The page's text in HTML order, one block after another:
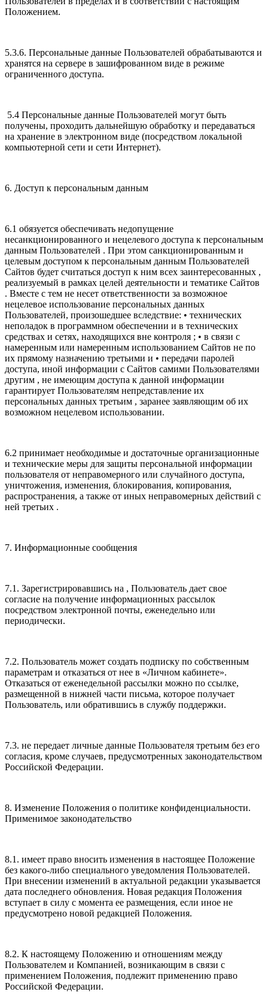
Положением.
5.3.6. Персональные данные Пользователей обрабатываются и
хранятся на сервере в зашифрованном виде в режиме
ограниченного доступа.
5.4 Персональные данные Пользователей могут быть
получены, проходить дальнейшую обработку и передаваться
на хранение в электронном виде (посредством локальной
компьютерной сети и сети Интернет).
6. Доступ к персональным данным
6.1 обязуется обеспечивать недопущение
несанкционированного и нецелевого доступа к персональным
данным Пользователей . При этом санкционированным и
целевым доступом к персональным данным Пользователей
Сайтов будет считаться доступ к ним всех заинтересованных ,
реализуемый в рамках целей деятельности и тематике Сайтов
. Вместе с тем не несет ответственности за возможное
нецелевое использование персональных данных
Пользователей, произошедшее вследствие: • технических
неполадок в программном обеспечении и в технических
средствах и сетях, находящихся вне контроля ; • в связи с
намеренным или намеренным использованием Сайтов не по
их прямому назначению третьими и • передачи паролей
доступа, иной информации с Сайтов самими Пользователями
другим , не имеющим доступа к данной информации
гарантирует Пользователям непредставление их
персональных данных третьим , заранее заявляющим об их
возможном нецелевом использовании.
6.2 принимает необходимые и достаточные организационные
и технические меры для защиты персональной информации
пользователя от неправомерного или случайного доступа,
уничтожения, изменения, блокирования, копирования,
распространения, а также от иных неправомерных действий с
ней третьих .
7. Информационные сообщения
7.1. Зарегистрировавшись на , Пользователь дает свое
согласие на получение информационных рассылок
посредством электронной почты, еженедельно или
периодически.
7.2. Пользователь может создать подписку по собственным
параметрам и отказаться от нее в «Личном кабинете».
Отказаться от еженедельной рассылки можно по ссылке,
размещенной в нижней части письма, которое получает
Пользователь, или обратившись в службу поддержки.
7.3. не передает личные данные Пользователя третьим без его
согласия, кроме случаев, предусмотренных законодательством
Российской Федерации.
8. Изменение Положения о политике конфиденциальности.
Применимое законодательство
8.1. имеет право вносить изменения в настоящее Положение
без какого-либо специального уведомления Пользователей.
При внесении изменений в актуальной редакции указывается
дата последнего обновления. Новая редакция Положения
вступает в силу с момента ее размещения, если иное не
предусмотрено новой редакцией Положения.
8.2. К настоящему Положению и отношениям между
Пользователем и Компанией, возникающим в связи с
применением Положения, подлежит применению право
Российской Федерации.